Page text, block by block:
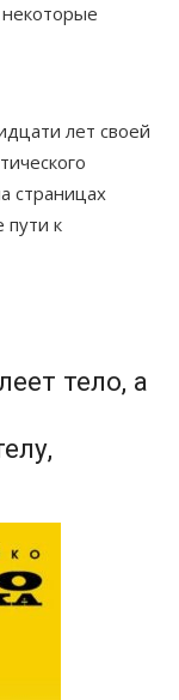
лет своей
страницах
пути к
тело, а